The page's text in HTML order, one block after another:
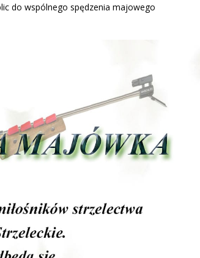
do wspólnego spędzenia majowego